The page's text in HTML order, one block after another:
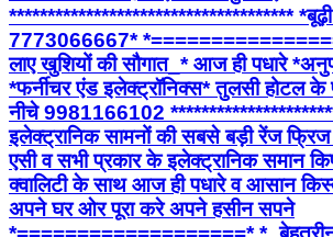
************************************* *बूढ़ी
7773066667*
लाए खुशियों की सौगात_* आज ही पधारे
*फर्नीचर एंड इलेक्ट्रॉनिक्स* तुलसी होटल
नीचे 9981166102
इलेक्ट्रानिक सामनों की सबसे बड़ी रेंज फ्रिज
एसी व सभी प्रकार के इलेक्ट्रानिक समान
क्वालिटी के साथ आज ही पधारे व आसान
अपने घर ओर पूरा करे अपने हसीन सपने